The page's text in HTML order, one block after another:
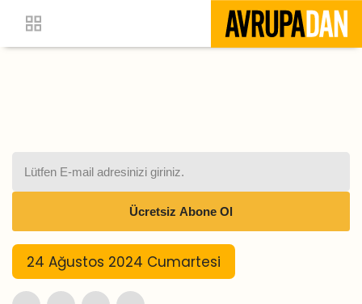
24 Ağustos 2024 Cumartesi